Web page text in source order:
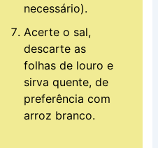
necessário).
Acerte o sal,
descarte as
folhas de louro e
sirva quente, de
preferência com
arroz branco.